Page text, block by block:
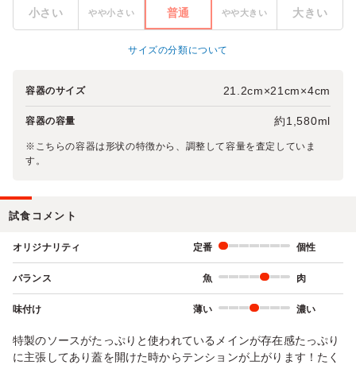
小さい やや小さい 普通 やや大きい 大きい
サイズの分類について
容器のサイズ 21.2cm×21cm×4cm
容器の容量 約1,580ml
※こちらの容器は形状の特徴から、調整して容量を査定していま
す。
試食コメント
オリジナリティ 定番 個性
バランス 魚 肉
味付け 薄い 濃い
特製のソースがたっぷりと使われているメインが存在感たっぷり
に主張してあり蓋を開けた時からテンションが上がります！たく